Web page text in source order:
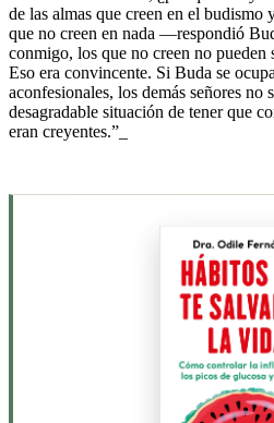
de las almas que creen en el budismo
que no creen en nada —respondió
conmigo, los que no creen no pueden
Eso era convincente. Si Buda se
aconfesionales, los demás señores no
desagradable situación de tener que
eran creyentes.”_